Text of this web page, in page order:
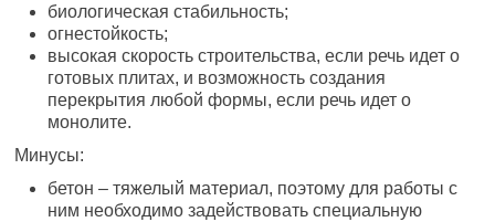
биологическая стабильность;
огнестойкость;
высокая скорость строительства, если речь идет о
готовых плитах, и возможность создания
перекрытия любой формы, если речь идет о
монолите.
Минусы:
бетон – тяжелый материал, поэтому для работы с
ним необходимо задействовать специальную